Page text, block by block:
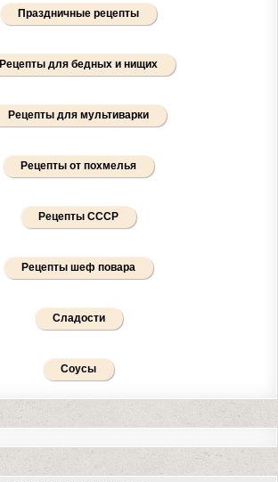
Праздничные рецепты
Рецепты для бедных и нищих
Рецепты для мультиварки
Рецепты от похмелья
Рецепты СССР
Рецепты шеф повара
Сладости
Соусы